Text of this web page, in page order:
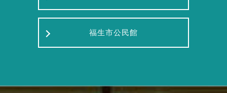
福生市公民館